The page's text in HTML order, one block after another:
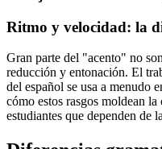
Ritmo y velocidad: la
Gran parte del "acento" no
reducción y entonación. El
del español se usa a menudo
cómo estos rasgos moldean
estudiantes que dependen de